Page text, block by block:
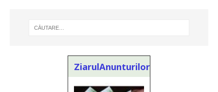
ZiarulAnunturilor.ro